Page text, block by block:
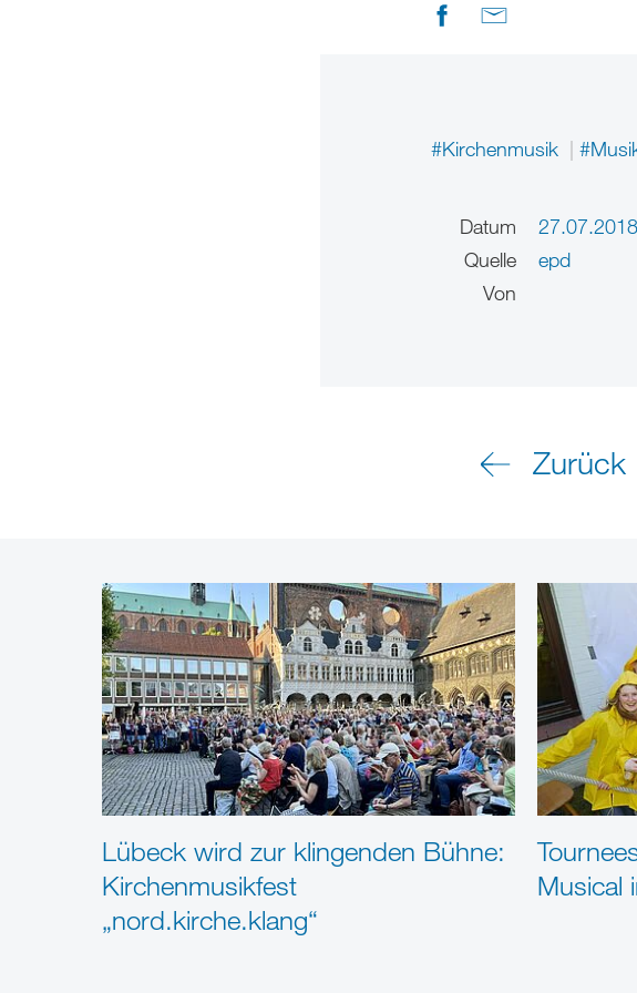
#Kirchenmusik
Datum
27.07.2018
Quelle
epd
Von
Zurück
Lübeck wird zur klingenden Bühne:
Kirchenmusikfest
„nord.kirche.klang“
Musical